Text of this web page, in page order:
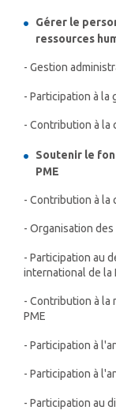
Gérer le
ressources
- Gestion
- Participation à la
- Contribution à la
Soutenir le
PME
- Contribution à la
- Organisation
- Participation au
international de la
- Contribution à la
PME
- Participation à
- Participation à
- Participation au